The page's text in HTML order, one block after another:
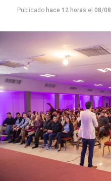
Publicado hace 12 horas el 08/